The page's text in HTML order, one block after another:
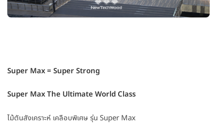
Super Max = Super Strong
Super Max The Ultimate World Class
ไม้ตันสังเคราะห์ เคลือบพิเศษ รุ่น Super Max